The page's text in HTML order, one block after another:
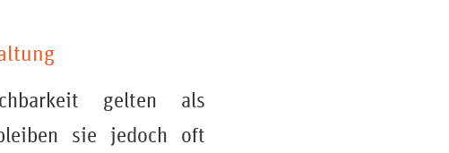
gelten als
sie jedoch oft